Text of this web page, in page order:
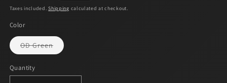
price
Taxes included. Shipping calculated at checkout.
Color
OD GreenVariant
sold
Quantity
Quantity